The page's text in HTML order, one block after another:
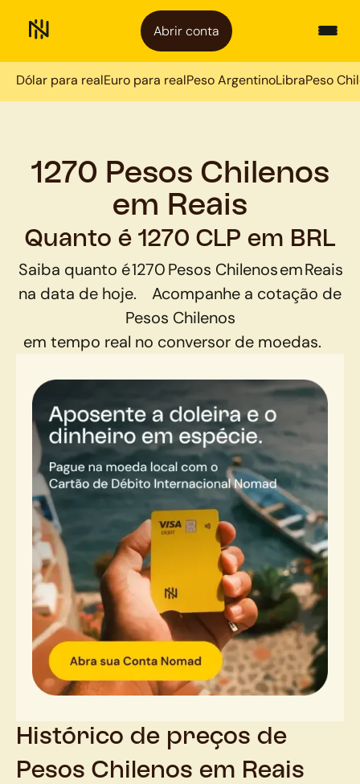
Abrir conta
Dólar para realEuro para realPeso ArgentinoLibraPeso
1270 Pesos Chilenos
em Reais
Quanto é 1270 CLP em BRL
Saiba quanto é1270Pesos ChilenosemReais
na data de hoje.
Acompanhe a cotação de
Pesos Chilenos
em tempo real no conversor de moedas.
Histórico de preços de
Pesos Chilenos em Reais